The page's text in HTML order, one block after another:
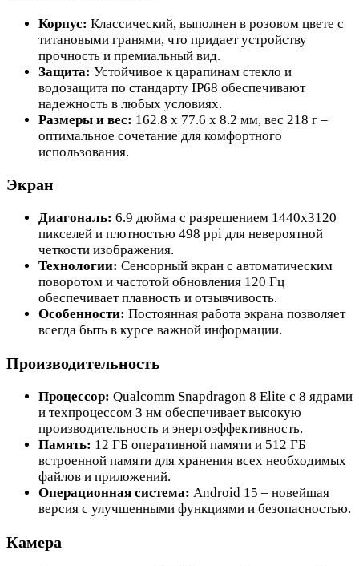
Корпус: Классический, выполнен в розовом цвете с
титановыми гранями, что придает устройству
прочность и премиальный вид.
Защита: Устойчивое к царапинам стекло и
водозащита по стандарту IP68 обеспечивают
надежность в любых условиях.
Размеры и вес: 162.8 x 77.6 x 8.2 мм, вес 218 г –
оптимальное сочетание для комфортного
использования.
Экран
Диагональ: 6.9 дюйма с разрешением 1440x3120
пикселей и плотностью 498 ppi для невероятной
четкости изображения.
Технологии: Сенсорный экран с автоматическим
поворотом и частотой обновления 120 Гц
обеспечивает плавность и отзывчивость.
Особенности: Постоянная работа экрана позволяет
всегда быть в курсе важной информации.
Производительность
Процессор: Qualcomm Snapdragon 8 Elite с 8 ядрами
и техпроцессом 3 нм обеспечивает высокую
производительность и энергоэффективность.
Память: 12 ГБ оперативной памяти и 512 ГБ
встроенной памяти для хранения всех необходимых
файлов и приложений.
Операционная система: Android 15 – новейшая
версия с улучшенными функциями и безопасностью.
Камера